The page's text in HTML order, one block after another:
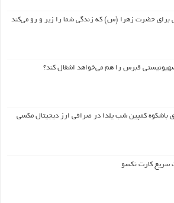
برای حضرت زهرا (س) که زندگی شما را زیر و رو می‌کند
قبرس را هم می‌خواهد اشغال کند؟
باشکوه کمپین شب یلدا در صرافی ارز دیجیتال مکسی
سریع کارت نکسو